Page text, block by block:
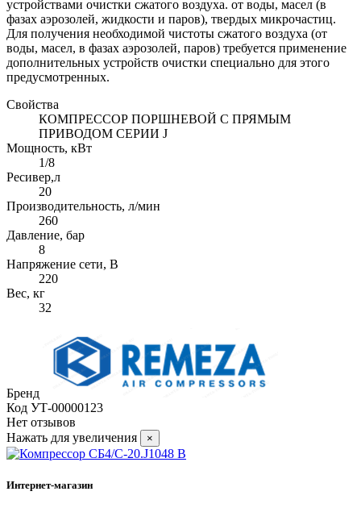
устройствами очистки сжатого воздуха. от воды, масел (в
фазах аэрозолей, жидкости и паров), твердых микрочастиц.
Для получения необходимой чистоты сжатого воздуха (от
воды, масел, в фазах аэрозолей, паров) требуется применение
дополнительных устройств очистки специально для этого
предусмотренных.
Свойства
КОМПРЕССОР ПОРШНЕВОЙ С ПРЯМЫМ
ПРИВОДОМ СЕРИИ J
Мощность, кВт
1/8
Ресивер,л
20
Производительность, л/мин
260
Давление, бар
8
Напряжение сети, В
220
Вес, кг
32
Бренд
Код УТ-00000123
Нет отзывов
Нажать для увеличения
×
Интернет-магазин